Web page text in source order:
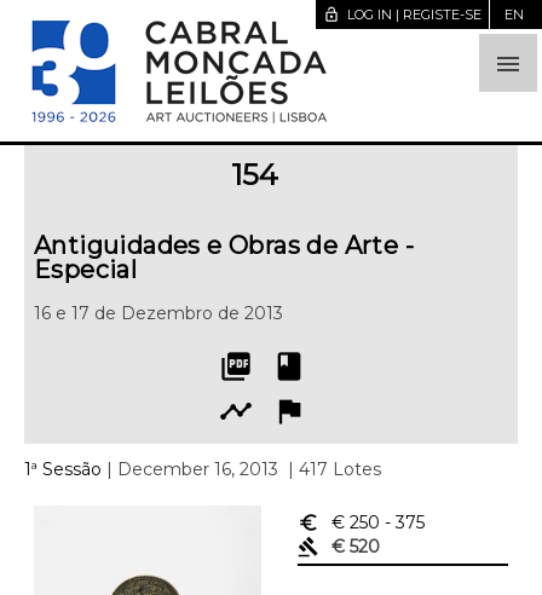

lock_open LOG IN | REGISTE-SE EN
154
Antiguidades e Obras de Arte -
Especial
16 e 17 de Dezembro de 2013
picture_as_pdf
book
timeline
flag
1ª Sessão | December 16, 2013 | 417 Lotes
euro_symbol € 250 - 375
gavel
€ 520